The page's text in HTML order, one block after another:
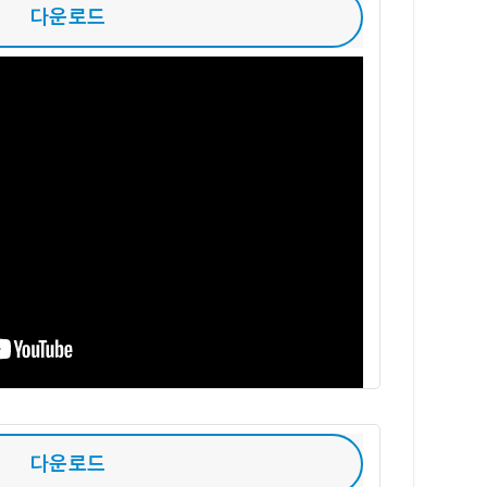
다운로드
다운로드